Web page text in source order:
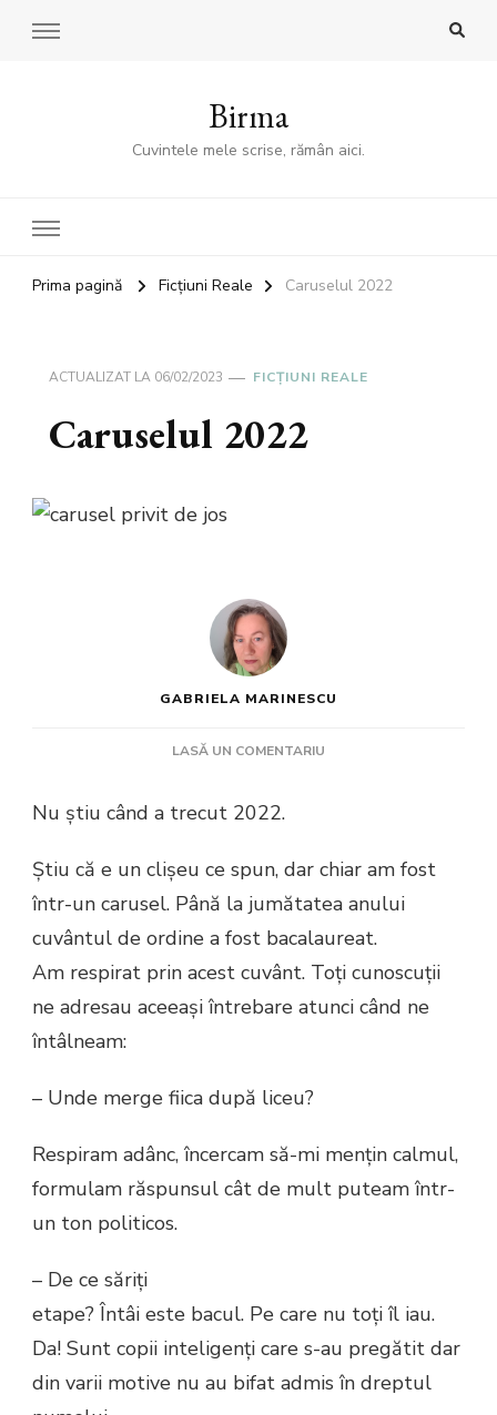
Birma
Cuvintele mele scrise, rămân aici.
Prima pagină Ficţiuni Reale Caruselul 2022
ACTUALIZAT LA 06/02/2023 FICŢIUNI REALE
Caruselul 2022
GABRIELA MARINESCU
LASĂ UN COMENTARIU
Nu știu când a trecut 2022.
Ştiu că e un clișeu ce spun, dar chiar am fost
într-un carusel. Până la jumătatea anului
cuvântul de ordine a fost bacalaureat.
Am respirat prin acest cuvânt. Toţi cunoscuţii
ne adresau aceeaşi întrebare atunci când ne
întâlneam:
– Unde merge fiica după liceu?
Respiram adânc, încercam să-mi menţin calmul,
formulam răspunsul cât de mult puteam într-
un ton politicos.
– De ce săriţi
etape? Întâi este bacul. Pe care nu toţi îl iau.
Da! Sunt copii inteligenţi care s-au pregătit dar
din varii motive nu au bifat admis în dreptul